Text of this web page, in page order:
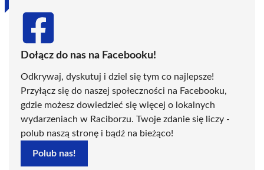
Dołącz do nas na Facebooku!
Odkrywaj, dyskutuj i dziel się tym co najlepsze!
Przyłącz się do naszej społeczności na Facebooku,
gdzie możesz dowiedzieć się więcej o lokalnych
wydarzeniach w Raciborzu. Twoje zdanie się liczy -
polub naszą stronę i bądź na bieżąco!
Polub nas!